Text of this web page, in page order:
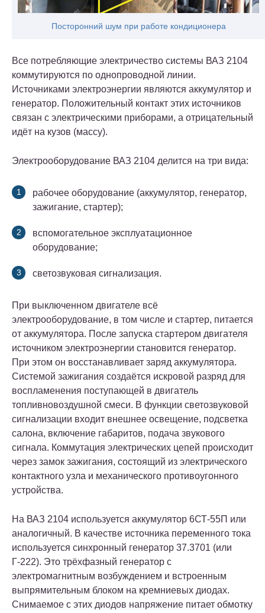
Посторонний шум при работе кондиционера
Все потребляющие электричество системы ВАЗ 2104
коммутируются по однопроводной линии.
Источниками электроэнергии являются аккумулятор и
генератор. Положительный контакт этих источников
связан с электрическими приборами, а отрицательный
идёт на кузов (массу).
Электрооборудование ВАЗ 2104 делится на три вида:
рабочее оборудование (аккумулятор, генератор,
зажигание, стартер);
вспомогательное эксплуатационное
оборудование;
светозвуковая сигнализация.
При выключенном двигателе всё
электрооборудование, в том числе и стартер, питается
от аккумулятора. После запуска стартером двигателя
источником электроэнергии становится генератор.
При этом он восстанавливает заряд аккумулятора.
Системой зажигания создаётся искровой разряд для
воспламенения поступающей в двигатель
топливновоздушной смеси. В функции светозвуковой
сигнализации входит внешнее освещение, подсветка
салона, включение габаритов, подача звукового
сигнала. Коммутация электрических цепей происходит
через замок зажигания, состоящий из электрического
контактного узла и механического противоугонного
устройства.
На ВАЗ 2104 используется аккумулятор 6СТ-55П или
аналогичный. В качестве источника переменного тока
используется синхронный генератор 37.3701 (или
Г-222). Это трёхфазный генератор с
электромагнитным возбуждением и встроенным
выпрямительным блоком на кремниевых диодах.
Снимаемое с этих диодов напряжение питает обмотку